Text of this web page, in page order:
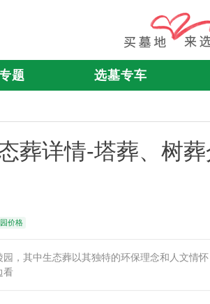
题 选墓专车
葬详情-塔葬、树
价格
，其中生态葬以其独特的环保理念和人文情
看